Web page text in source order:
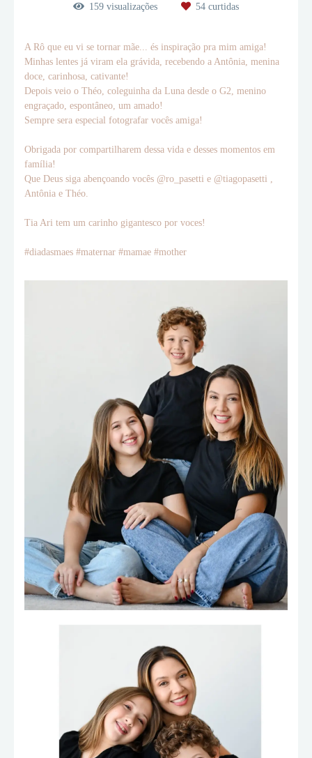
159 visualizações 54 curtidas
A Rô que eu vi se tornar mãe... és inspiração pra mim amiga!
Minhas lentes já viram ela grávida, recebendo a Antônia, menina
doce, carinhosa, cativante!
Depois veio o Théo, coleguinha da Luna desde o G2, menino
engraçado, espontâneo, um amado!
Sempre sera especial fotografar vocês amiga!
Obrigada por compartilharem dessa vida e desses momentos em
família!
Que Deus siga abençoando vocês @ro_pasetti e @tiagopasetti ,
Antônia e Théo.
Tia Ari tem um carinho gigantesco por voces!
#diadasmaes #maternar #mamae #mother